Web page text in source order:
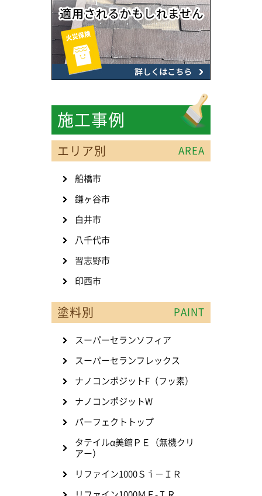
施工事例
エリア別 AREA
船橋市
鎌ヶ谷市
白井市
八千代市
習志野市
印西市
塗料別 PAINT
スーパーセランソフィア
スーパーセランフレックス
ナノコンポジットF（フッ素）
ナノコンポジットW
パーフェクトトップ
タテイルα美館ＰＥ（無機クリ
アー）
リファイン1000Ｓｉ－ＩＲ